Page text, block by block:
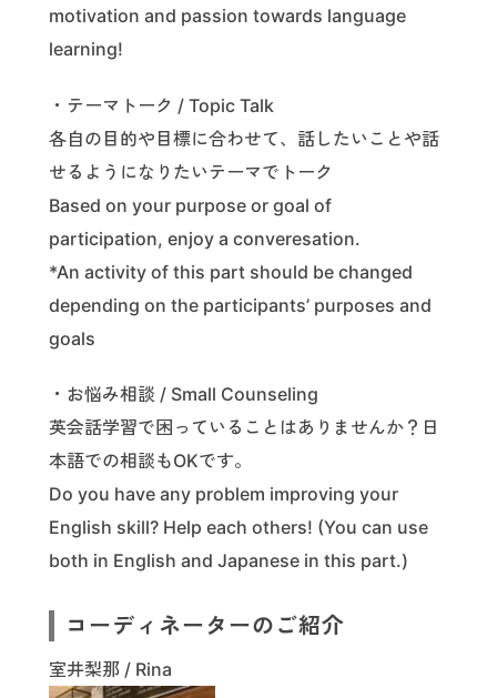
motivation and passion towards language
learning!
・テーマトーク / Topic Talk
各自の目的や目標に合わせて、話したいことや話
せるようになりたいテーマでトーク
Based on your purpose or goal of
participation, enjoy a converesation.
*An activity of this part should be changed
depending on the participants’ purposes and
goals
・お悩み相談 / Small Counseling
英会話学習で困っていることはありませんか？日
本語での相談もOKです。
Do you have any problem improving your
English skill? Help each others! (You can use
both in English and Japanese in this part.)
コーディネーターのご紹介
室井梨那 / Rina